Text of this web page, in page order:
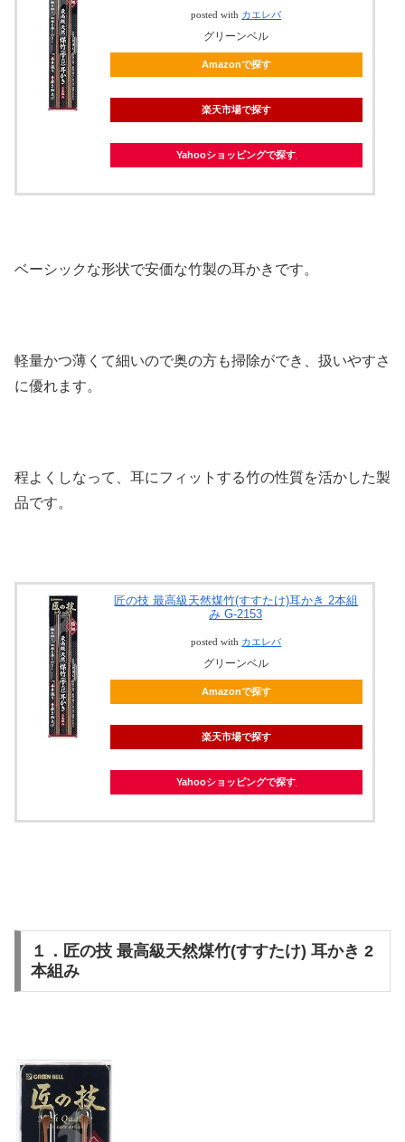
posted with カエレバ
グリーンベル
Amazonで探す
楽天市場で探す
Yahooショッピングで探す
ベーシックな形状で安価な竹製の耳かきです。
軽量かつ薄くて細いので奥の方も掃除ができ、扱いやすさ
に優れます。
程よくしなって、耳にフィットする竹の性質を活かした製
品です。
匠の技 最高級天然煤竹(すすたけ)耳かき 2本組
み G-2153
posted with カエレバ
グリーンベル
Amazonで探す
楽天市場で探す
Yahooショッピングで探す
１．匠の技 最高級天然煤竹(すすたけ) 耳かき 2
本組み